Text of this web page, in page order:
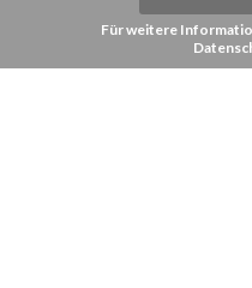
Für weitere